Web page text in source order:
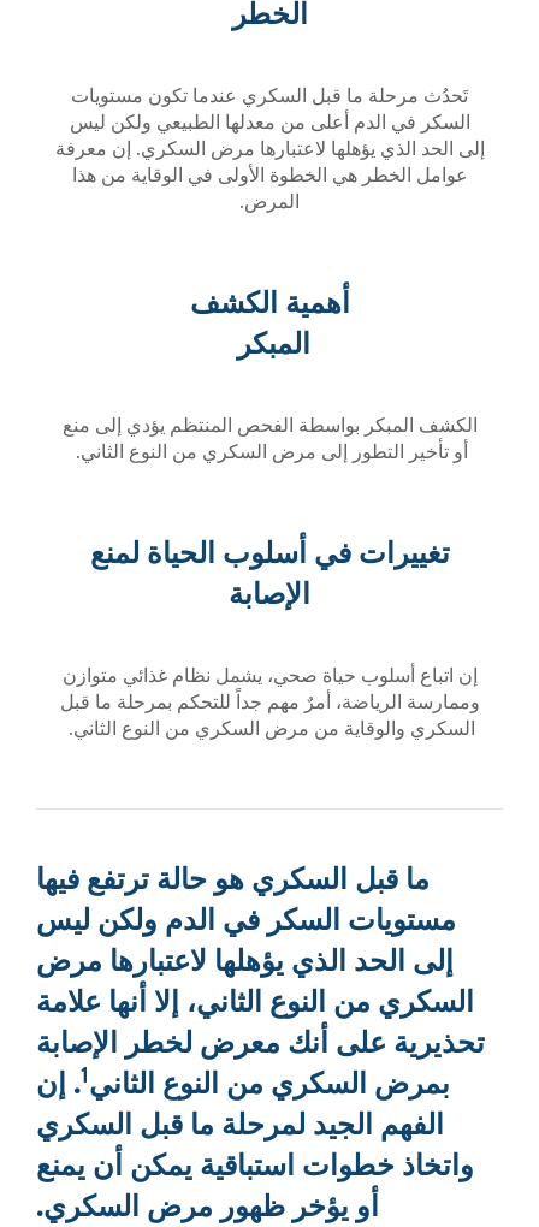
ما قبل السكري عندما تكون مستويات
أعلى من معدلها الطبيعي ولكن ليس
يؤهلها لاعتبارها مرض السكري. إن معرفة
هي الخطوة الأولى في الوقاية من هذا
أهمية الكشف
بواسطة الفحص المنتظم يؤدي إلى منع
إلى مرض السكري من النوع الثاني.
في أسلوب الحياة لمنع
حياة صحي، يشمل نظام غذائي متوازن
أمرٌ مهم جداً للتحكم بمرحلة ما قبل
من مرض السكري من النوع الثاني.
السكري هو حالة ترتفع فيها
السكر في الدم ولكن ليس
الذي يؤهلها لاعتبارها مرض
النوع الثاني، إلا أنها علامة
أنك معرض لخطر الإصابة
من النوع الثاني . إن
الجيد لمرحلة ما قبل السكري
استباقية يمكن أن يمنع
أو يؤخر ظهور مرض السكري.